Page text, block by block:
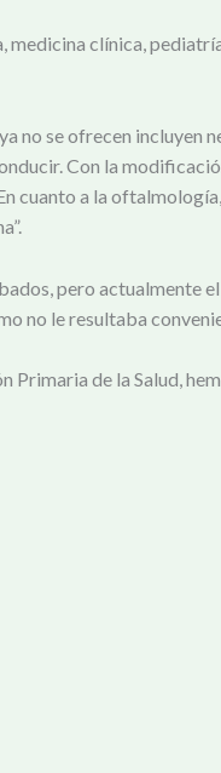
clínica,
no se ofrecen
Con la
cuanto a la
pero actualmente
no le resultaba
de la Salud,